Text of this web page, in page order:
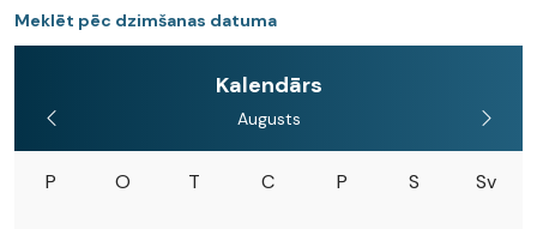
Meklēt pēc dzimšanas datuma
Kalendārs
Augusts
P O T C P S Sv